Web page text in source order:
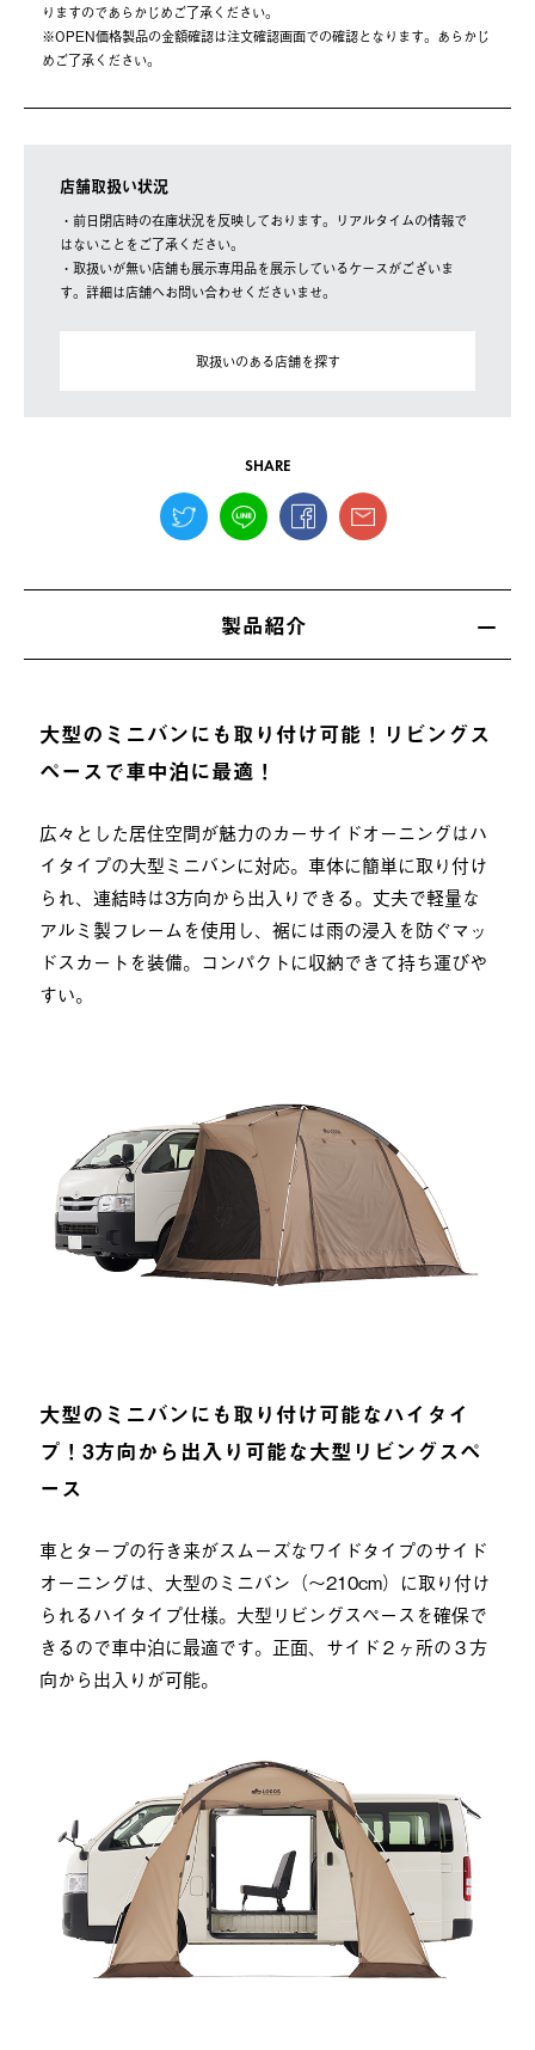
りますのであらかじめご了承ください。
※OPEN価格製品の⾦額確認は注⽂確認画⾯での確認となります。あらかじ
めご了承ください。
店舗取扱い状況
・前日閉店時の在庫状況を反映しております。リアルタイムの情報で
はないことをご了承ください。
・取扱いが無い店舗も展示専用品を展示しているケースがございま
す。詳細は店舗へお問い合わせくださいませ。
取扱いのある店舗を探す
SHARE
製品紹介
大型のミニバンにも取り付け可能！リビングス
ペースで車中泊に最適！
広々とした居住空間が魅力のカーサイドオーニングはハ
イタイプの大型ミニバンに対応。車体に簡単に取り付け
られ、連結時は3方向から出入りできる。丈夫で軽量な
アルミ製フレームを使用し、裾には雨の浸入を防ぐマッ
ドスカートを装備。コンパクトに収納できて持ち運びや
すい。
大型のミニバンにも取り付け可能なハイタイ
プ！3方向から出入り可能な大型リビングスペ
ース
車とタープの行き来がスムーズなワイドタイプのサイド
オーニングは、大型のミニバン（〜210cm）に取り付け
られるハイタイプ仕様。大型リビングスペースを確保で
きるので車中泊に最適です。正面、サイド２ヶ所の３方
向から出入りが可能。